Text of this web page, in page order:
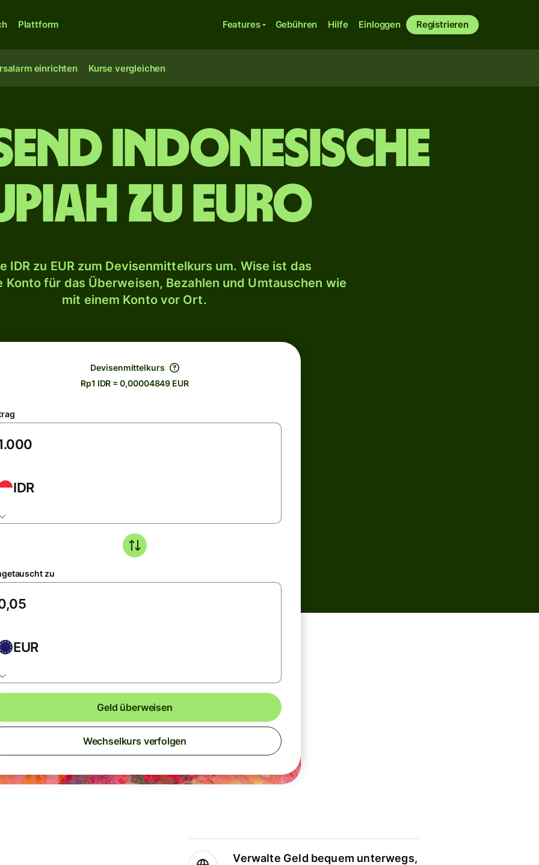
Plattform Features Gebühren Hilfe Einloggen Registrieren
einrichten Kurse vergleichen
indonesische
zu Euro
IDR zu EUR zum Devisenmittelkurs um. Wise ist das
Konto für das Überweisen, Bezahlen und Umtauschen wie
mit einem Konto vor Ort.
Devisenmittelkurs
Rp1 IDR = 0,00004849 EUR
IDR
zu
EUR
Geld überweisen
Wechselkurs verfolgen
Verwalte Geld bequem unterwegs,